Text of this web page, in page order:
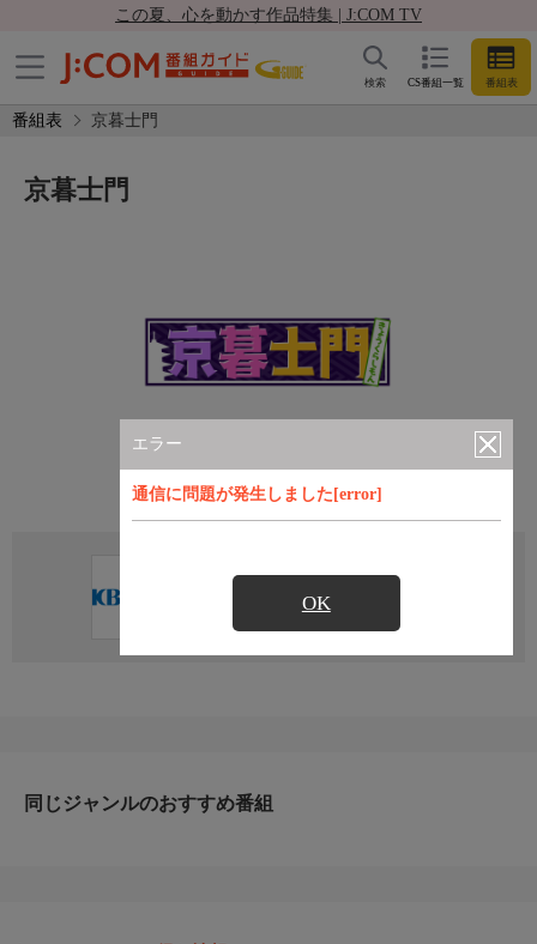
この夏、心を動かす作品特集 | J:COM TV
CS番組一覧 番組表
検索
番組表 京暮士門
エラー
通信に問題が発生しました[error]
OK
京暮士門
直近の放送予定はありません
同じジャンルのおすすめ番組